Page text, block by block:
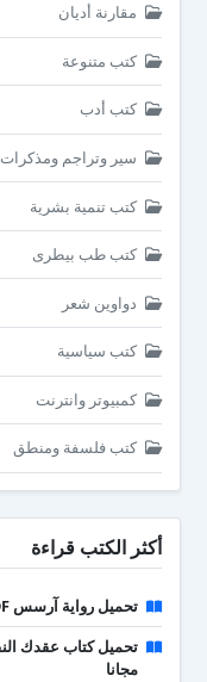
مقارنة أديان
كتب متنوعة
كتب أدب
سير وتراجم ومذكرات
كتب تنمية بشرية
كتب طب بيطرى
دواوين شعر
كتب سياسية
كمبيوتر وانترنت
كتب فلسفة ومنطق
أكثر الكتب قراءة
تحميل رواية آرسس PDF أحمد آل حمدان
مجانا